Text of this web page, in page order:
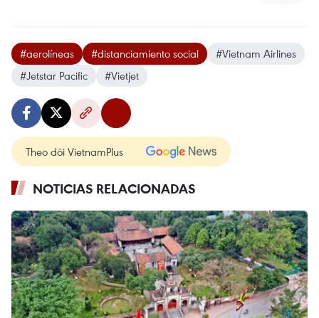
#aerolíneas #distanciamiento social
#Vietnam Airlines
#Jetstar Pacific
#Vietjet
Theo dõi VietnamPlus
NOTICIAS RELACIONADAS